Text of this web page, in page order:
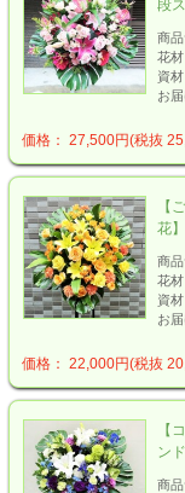
段
商
花
資
お
価格： 27,500円(税抜
【
花
商
花
資
お
価格： 22,000円(税抜
【
ン
商